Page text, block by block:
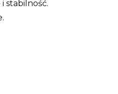
stabilność.